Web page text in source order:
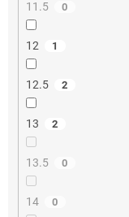
11.5 0
12 1
12.5 2
13 2
13.5 0
14 0